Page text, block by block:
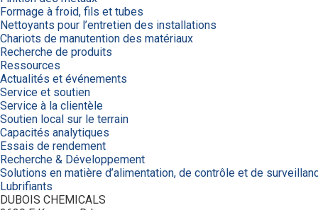
Formage à froid, fils et tubes
Nettoyants pour l’entretien des installations
Chariots de manutention des matériaux
Recherche de produits
Ressources
Actualités et événements
Service et soutien
Service à la clientèle
Soutien local sur le terrain
Capacités analytiques
Essais de rendement
Recherche & Développement
Solutions en matière d’alimentation, de contrôle et de
Lubrifiants
DUBOIS CHEMICALS